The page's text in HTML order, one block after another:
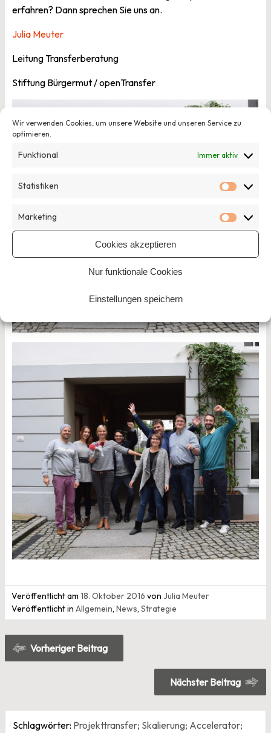
Wir verwenden Cookies, um unsere Website und unseren Service zu
optimieren.
Funktional Immer aktiv
Statistiken
Marketing
Cookies akzeptieren
Nur funktionale Cookies
Einstellungen speichern
erfahren? Dann sprechen Sie uns an.
Julia Meuter
Leitung Transferberatung
Stiftung Bürgermut / openTransfer
Veröffentlicht am 18. Oktober 2016 von Julia Meuter
Veröffentlicht in Allgemein, News, Strategie
Beitragsnavigation
Vorheriger Beitrag
Nächster Beitrag
Schlagwörter: Projekttransfer; Skalierung; Accelerator;